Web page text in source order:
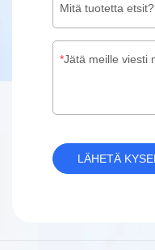
Mitä tuotetta etsit?
Jätä meille viesti
LÄHETÄ